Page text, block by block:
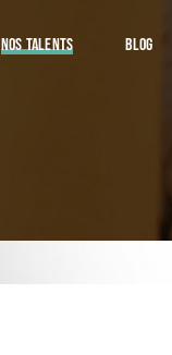
NOS TALENTS BLOG